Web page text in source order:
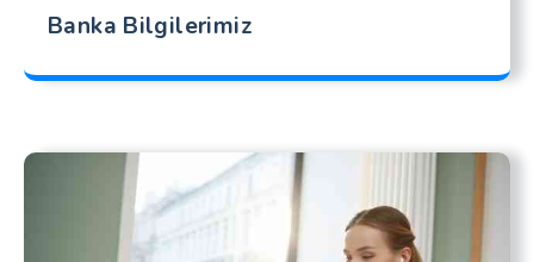
Banka Bilgilerimiz